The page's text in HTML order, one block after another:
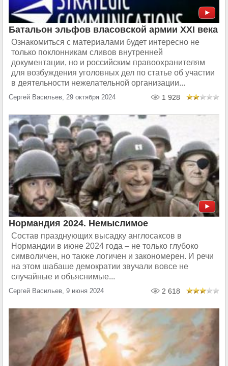
Батальон эльфов власовской армии ХXI века
Ознакомиться с материалами будет интересно не
только поклонникам сливов внутренней
документации, но и российским правоохранителям
для возбуждения уголовных дел по статье об участии
в деятельности нежелательной организации...
Сергей Васильев, 29 октября 2024 1 928
Нормандия 2024. Немыслимое
Состав празднующих высадку англосаксов в
Нормандии в июне 2024 года – не только глубоко
символичен, но также логичен и закономерен. И речи
на этом шабаше демократии звучали вовсе не
случайные и объяснимые...
Сергей Васильев, 9 июня 2024 2 618